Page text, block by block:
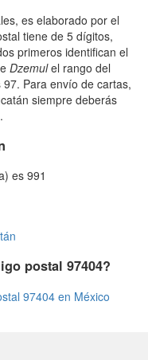
es elaborado por el
tiene de 5 dígitos,
primeros identifican el
Dzemulel rango del
97. Para envío de cartas,
siempre deberás
es 991
postal 97404?
97404 en México